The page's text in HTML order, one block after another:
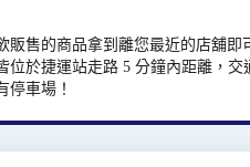
販售的商品拿到離您最近的店舖即
位於捷運站走路 5 分鐘內距離，交
停車場！